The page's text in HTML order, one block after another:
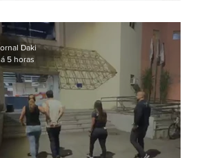
em Botafogo
Daki
5 horas